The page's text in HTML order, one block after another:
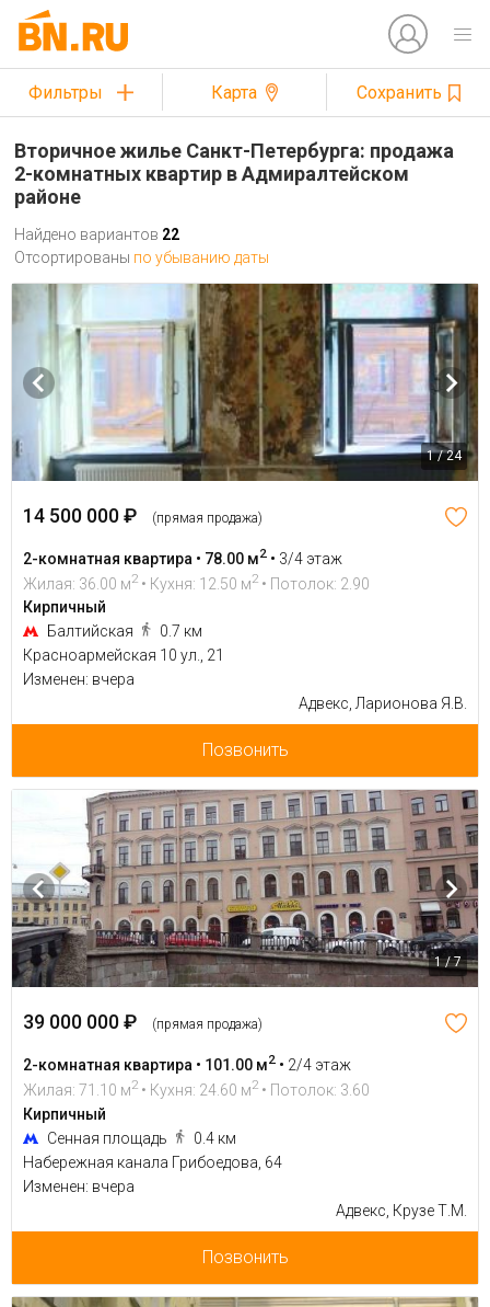
Фильтры Карта Сохранить
Вторичное жилье Санкт-Петербурга: продажа
2-комнатных квартир в Адмиралтейском
районе
Найдено вариантов 22
Отсортированы по убыванию даты
1 / 24
14 500 000 ₽ (прямая продажа)
2-комнатная квартира • 78.00 м2 • 3/4 этаж
Жилая: 36.00 м2 • Кухня: 12.50 м2 • Потолок: 2.90
Кирпичный
Балтийская
0.7 км
Красноармейская 10 ул., 21
Изменен: вчера
Адвекс, Ларионова Я.В.
Позвонить
1 / 7
39 000 000 ₽ (прямая продажа)
2-комнатная квартира • 101.00 м2 • 2/4 этаж
Жилая: 71.10 м2 • Кухня: 24.60 м2 • Потолок: 3.60
Кирпичный
Сенная площадь
0.4 км
Набережная канала Грибоедова, 64
Изменен: вчера
Адвекс, Крузе Т.М.
Позвонить